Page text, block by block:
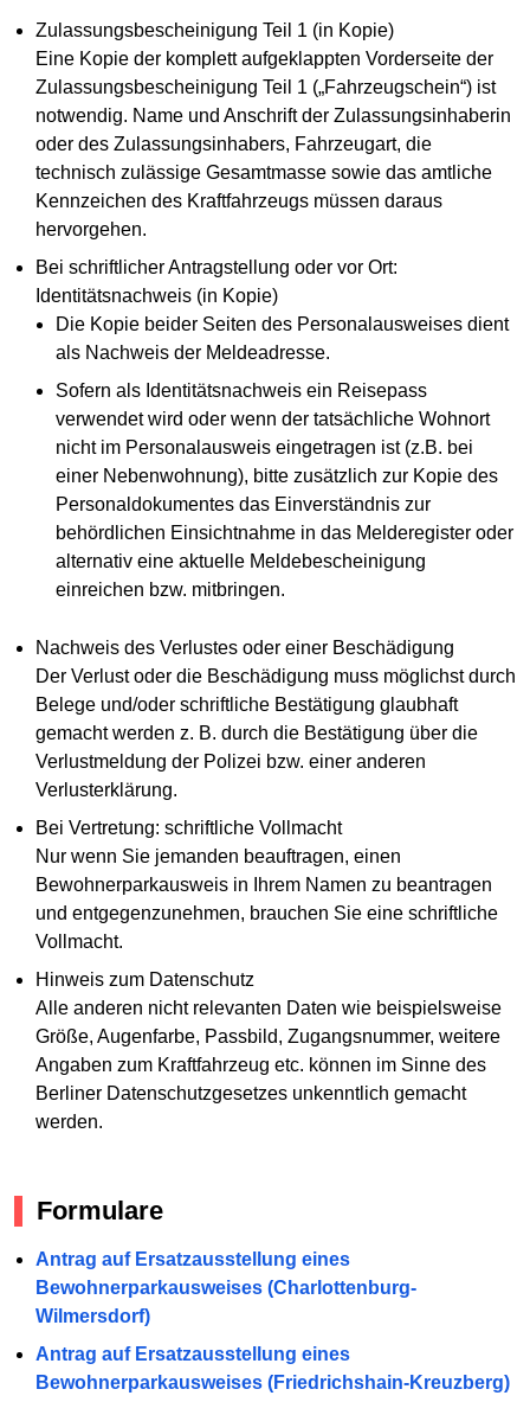
Zulassungsbescheinigung Teil 1 (in Kopie)
Eine Kopie der komplett aufgeklappten Vorderseite der
Zulassungsbescheinigung Teil 1 („Fahrzeugschein“) ist
notwendig. Name und Anschrift der Zulassungsinhaberin
oder des Zulassungsinhabers, Fahrzeugart, die
technisch zulässige Gesamtmasse sowie das amtliche
Kennzeichen des Kraftfahrzeugs müssen daraus
hervorgehen.
Bei schriftlicher Antragstellung oder vor Ort:
Identitätsnachweis (in Kopie)
Die Kopie beider Seiten des Personalausweises dient
als Nachweis der Meldeadresse.
Sofern als Identitätsnachweis ein Reisepass
verwendet wird oder wenn der tatsächliche Wohnort
nicht im Personalausweis eingetragen ist (z.B. bei
einer Nebenwohnung), bitte zusätzlich zur Kopie des
Personaldokumentes das Einverständnis zur
behördlichen Einsichtnahme in das Melderegister oder
alternativ eine aktuelle Meldebescheinigung
einreichen bzw. mitbringen.
Nachweis des Verlustes oder einer Beschädigung
Der Verlust oder die Beschädigung muss möglichst durch
Belege und/oder schriftliche Bestätigung glaubhaft
gemacht werden z. B. durch die Bestätigung über die
Verlustmeldung der Polizei bzw. einer anderen
Verlusterklärung.
Bei Vertretung: schriftliche Vollmacht
Nur wenn Sie jemanden beauftragen, einen
Bewohnerparkausweis in Ihrem Namen zu beantragen
und entgegenzunehmen, brauchen Sie eine schriftliche
Vollmacht.
Hinweis zum Datenschutz
Alle anderen nicht relevanten Daten wie beispielsweise
Größe, Augenfarbe, Passbild, Zugangsnummer, weitere
Angaben zum Kraftfahrzeug etc. können im Sinne des
Berliner Datenschutzgesetzes unkenntlich gemacht
werden.
Formulare
Antrag auf Ersatzausstellung eines
Bewohnerparkausweises (Charlottenburg-
Wilmersdorf)
Antrag auf Ersatzausstellung eines
Bewohnerparkausweises (Friedrichshain-Kreuzberg)